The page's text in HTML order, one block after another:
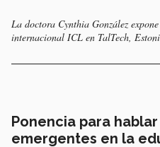
La doctora Cynthia González
internacional ICL en TalTech,
Ponencia para
emergentes en la